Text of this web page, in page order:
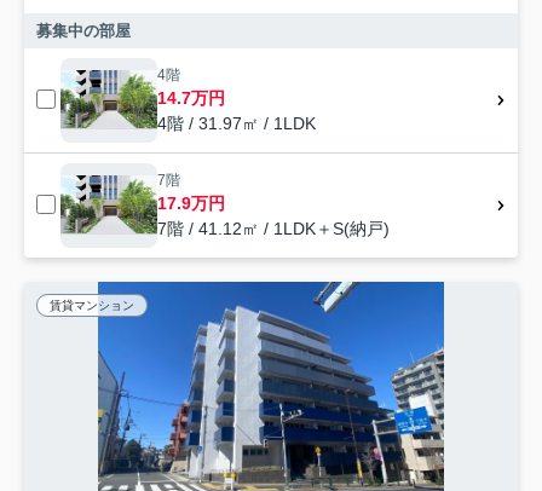
募集中の部屋
4階
14.7万円
4階 / 31.97㎡ / 1LDK
7階
17.9万円
7階 / 41.12㎡ / 1LDK＋S(納戸)
賃貸マンション